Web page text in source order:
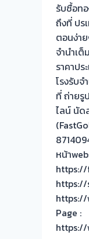
รับซื้อท
ถึงที่ ปร
ตอนง่า
จำนำเต็
ราคาป
โรงรับ
ที่ ถ่ายรู
ไลน์ นัด
หน้า
https://
https://
https://
Page :
https://